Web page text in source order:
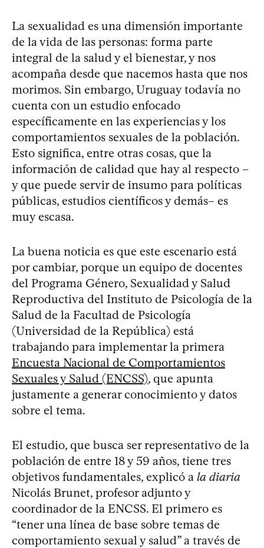
La sexualidad es una dimensión importante
de la vida de las personas: forma parte
integral de la salud y el bienestar, y nos
acompaña desde que nacemos hasta que nos
morimos. Sin embargo, Uruguay todavía no
cuenta con un estudio enfocado
específicamente en las experiencias y los
comportamientos sexuales de la población.
Esto significa, entre otras cosas, que la
información de calidad que hay al respecto –
y que puede servir de insumo para políticas
públicas, estudios científicos y demás– es
muy escasa.
La buena noticia es que este escenario está
por cambiar, porque un equipo de docentes
del Programa Género, Sexualidad y Salud
Reproductiva del Instituto de Psicología de la
Salud de la Facultad de Psicología
(Universidad de la República) está
trabajando para implementar la primera
Encuesta Nacional de Comportamientos
Sexuales y Salud (ENCSS), que apunta
justamente a generar conocimiento y datos
sobre el tema.
El estudio, que busca ser representativo de la
población de entre 18 y 59 años, tiene tres
objetivos fundamentales, explicó a la diaria
Nicolás Brunet, profesor adjunto y
coordinador de la ENCSS. El primero es
“tener una línea de base sobre temas de
comportamiento sexual y salud” a través de